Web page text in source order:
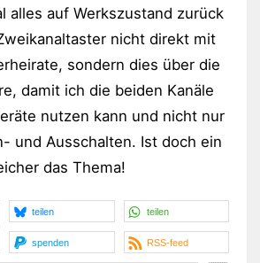
alles auf Werkszustand zurück
nicht direkt mit
sondern dies über die
damit ich die beiden Kanäle
nutzen kann und nicht nur
und Ausschalten. Ist doch ein
das Thema!
teilen teilen
spenden RSS-feed